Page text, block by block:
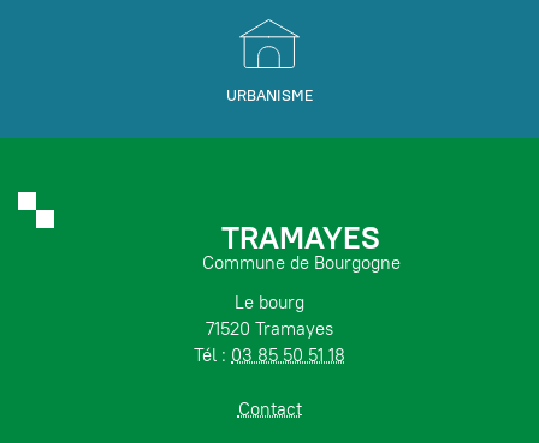
URBANISME
TRAMAYES
Commune de Bourgogne
Le bourg
71520 Tramayes
Tél : 03 85 50 51 18
Contact